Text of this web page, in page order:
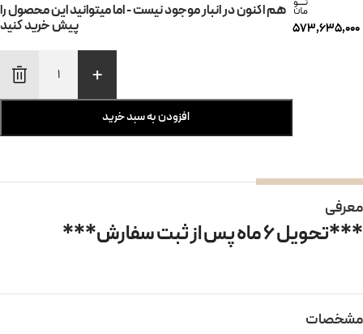
573,635,000
هم اکنون در انبار موجود نیست - اما میتوانید این محصول را
پیش خرید کنید
+
افزودن به سبد خرید
معرفی
***تحویل 6 ماه پس از ثبت سفارش***
مشخصات